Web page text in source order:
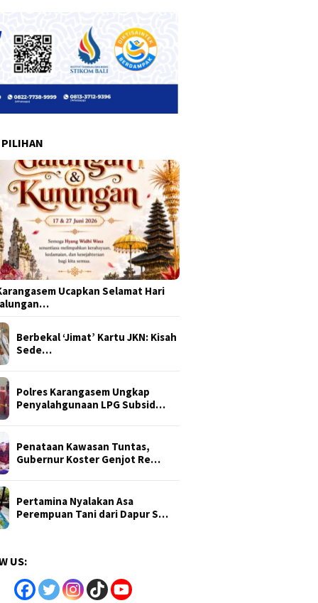
Ucapkan Selamat Hari
Berbekal ‘Jimat’ Kartu JKN: Kisah
Sede…
Polres Karangasem Ungkap
Penyalahgunaan LPG Subsid…
Penataan Kawasan Tuntas,
Gubernur Koster Genjot Re…
Pertamina Nyalakan Asa
Perempuan Tani dari Dapur S…
US: